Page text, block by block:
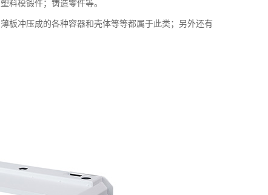
料模锻件；铸造零件等。
板冲压成的各种容器和壳体等等都属于此类；另外还有